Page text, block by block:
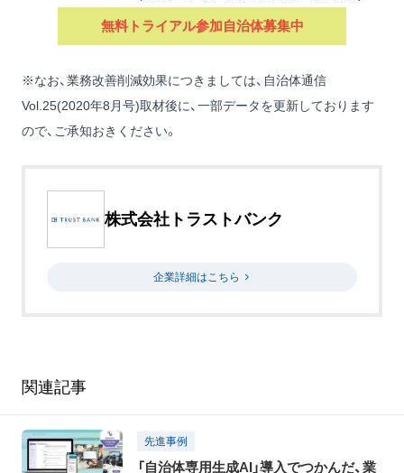
無料トライアル参加自治体募集中
※なお、業務改善削減効果につきましては、自治体通信
Vol.25(2020年8月号)取材後に、一部データを更新しております
ので、ご承知おきください。
株式会社トラストバンク
企業詳細はこちら
関連記事
先進事例
「自治体専用生成AI」導入でつかんだ、業